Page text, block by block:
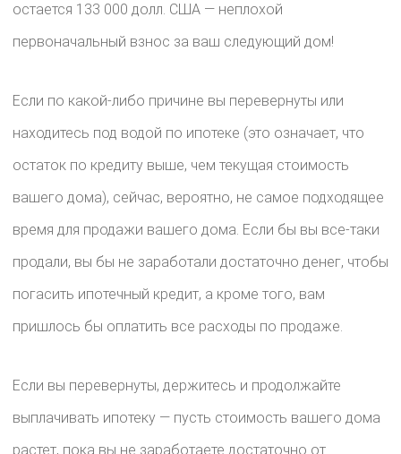
остается 133 000 долл. США — неплохой
первоначальный взнос за ваш следующий дом!
Если по какой-либо причине вы перевернуты или
находитесь под водой по ипотеке (это означает, что
остаток по кредиту выше, чем текущая стоимость
вашего дома), сейчас, вероятно, не самое подходящее
время для продажи вашего дома. Если бы вы все-таки
продали, вы бы не заработали достаточно денег, чтобы
погасить ипотечный кредит, а кроме того, вам
пришлось бы оплатить все расходы по продаже.
Если вы перевернуты, держитесь и продолжайте
выплачивать ипотеку — пусть стоимость вашего дома
растет, пока вы не заработаете достаточно от